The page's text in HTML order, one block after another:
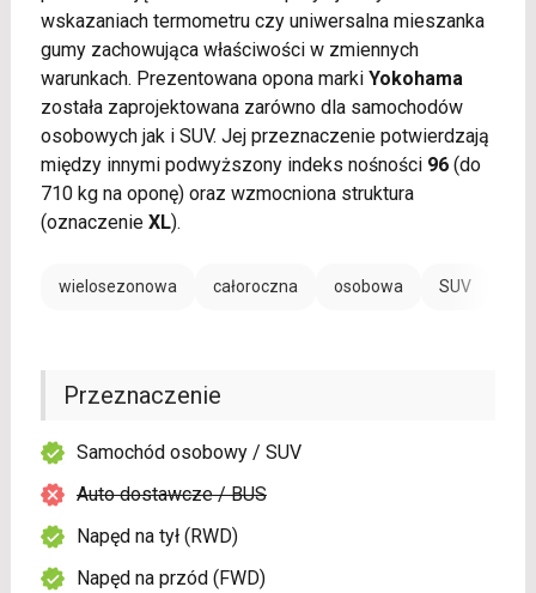
wskazaniach termometru czy uniwersalna mieszanka
gumy zachowująca właściwości w zmiennych
warunkach. Prezentowana opona marki Yokohama
została zaprojektowana zarówno dla samochodów
osobowych jak i SUV. Jej przeznaczenie potwierdzają
między innymi podwyższony indeks nośności 96(do
710 kg na oponę) oraz wzmocniona struktura
(oznaczenie XL).
wielosezonowa całoroczna osobowa SUV
Przeznaczenie
Samochód osobowy / SUV
Auto dostawcze / BUS
Napęd na tył (RWD)
Napęd na przód (FWD)